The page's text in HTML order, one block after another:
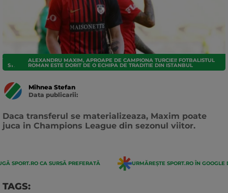
STRANIERI
ALEXANDRU MAXIM, APROAPE DE CAMPIONA TURCIEI! FOTBALISTUL
ROMAN ESTE DORIT DE O ECHIPA DE TRADITIE DIN ISTANBUL
Mihnea Stefan
Data publicarii:
Daca transferul se materializeaza, Maxim poate
juca in Champions League din sezonul viitor.
SPORT.RO CA SURSĂ PREFERATĂ URMĂREȘTE SPORT.RO ÎN GOOGLE
TAGS: